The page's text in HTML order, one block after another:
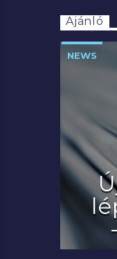
Ajánló
NEWS